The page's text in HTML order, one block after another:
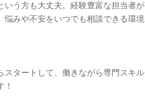
いう方も大丈夫。経験豊富な担当者が
みや不安をいつでも相談できる環境
スタートして、働きながら専門スキル